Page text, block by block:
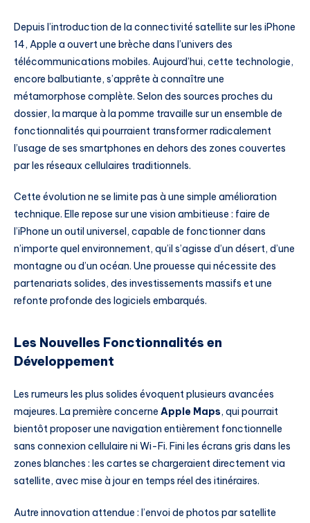
Depuis l’introduction de la connectivité satellite sur les iPhone
14, Apple a ouvert une brèche dans l’univers des
télécommunications mobiles. Aujourd’hui, cette technologie,
encore balbutiante, s’apprête à connaître une
métamorphose complète. Selon des sources proches du
dossier, la marque à la pomme travaille sur un ensemble de
fonctionnalités qui pourraient transformer radicalement
l’usage de ses smartphones en dehors des zones couvertes
par les réseaux cellulaires traditionnels.
Cette évolution ne se limite pas à une simple amélioration
technique. Elle repose sur une vision ambitieuse : faire de
l’iPhone un outil universel, capable de fonctionner dans
n’importe quel environnement, qu’il s’agisse d’un désert, d’une
montagne ou d’un océan. Une prouesse qui nécessite des
partenariats solides, des investissements massifs et une
refonte profonde des logiciels embarqués.
Les Nouvelles Fonctionnalités en
Développement
Les rumeurs les plus solides évoquent plusieurs avancées
majeures. La première concerne Apple Maps, qui pourrait
bientôt proposer une navigation entièrement fonctionnelle
sans connexion cellulaire ni Wi-Fi. Fini les écrans gris dans les
zones blanches : les cartes se chargeraient directement via
satellite, avec mise à jour en temps réel des itinéraires.
Autre innovation attendue : l’envoi de photos par satellite